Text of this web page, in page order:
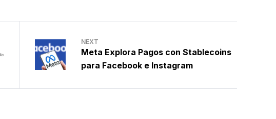
NEXT
Meta Explora Pagos con Stablecoins
para Facebook e Instagram